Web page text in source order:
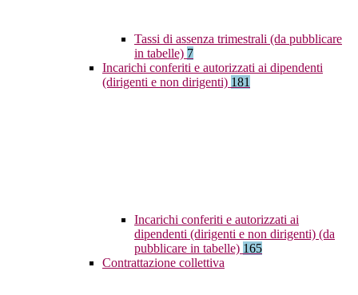
Tassi di assenza trimestrali (da pubblicare
in tabelle) 7
Incarichi conferiti e autorizzati ai dipendenti
(dirigenti e non dirigenti) 181
Incarichi conferiti e autorizzati ai
dipendenti (dirigenti e non dirigenti) (da
pubblicare in tabelle) 165
Contrattazione collettiva